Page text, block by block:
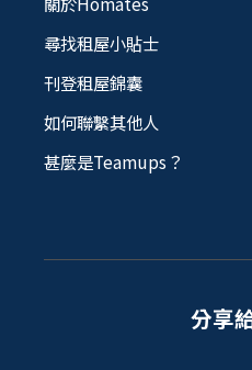
尋找租屋小貼士
刊登租屋錦囊
如何聯繫其他人
甚麼是Teamups？
分享